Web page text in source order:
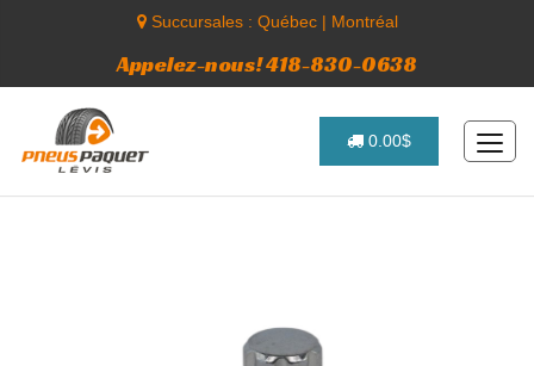
Succursales : Québec| Montréal
Appelez-nous! 418-830-0638
0.00$